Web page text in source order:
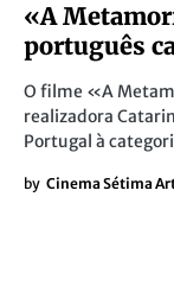
«A
português
O filme «A
realizadora
Portugal à
by Cinema Sétima